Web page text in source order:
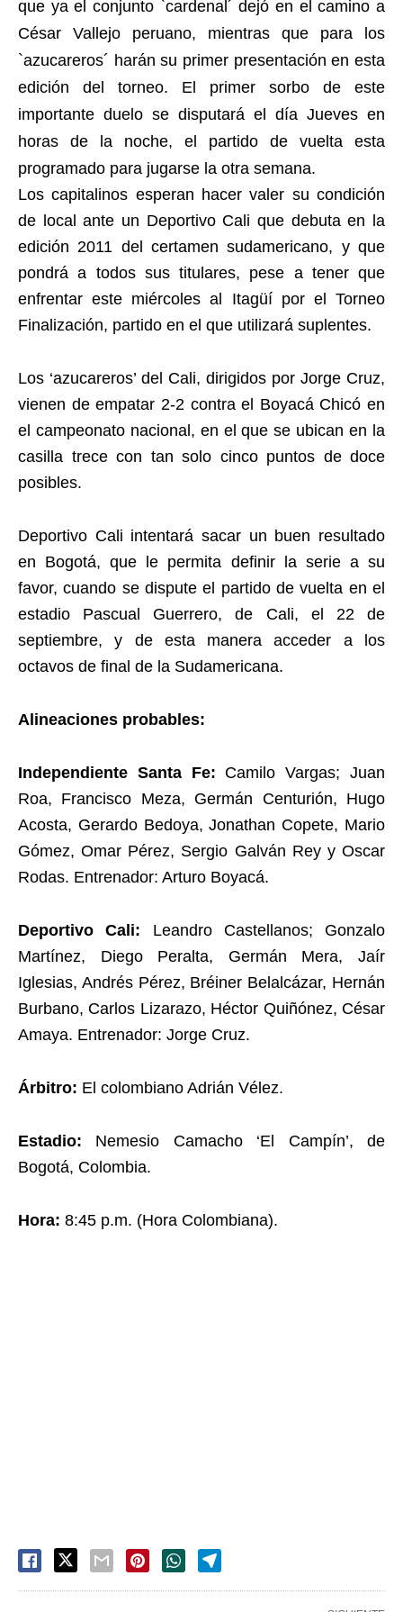
que ya el conjunto `cardenal´ dejó en el camino a
César Vallejo peruano, mientras que para los
`azucareros´ harán su primer presentación en esta
edición del torneo. El primer sorbo de este
importante duelo se disputará el día Jueves en
horas de la noche, el partido de vuelta esta
programado para jugarse la otra semana.
Los capitalinos esperan hacer valer su condición
de local ante un Deportivo Cali que debuta en la
edición 2011 del certamen sudamericano, y que
pondrá a todos sus titulares, pese a tener que
enfrentar este miércoles al Itagüí por el Torneo
Finalización, partido en el que utilizará suplentes.
Los ‘azucareros’ del Cali, dirigidos por Jorge Cruz,
vienen de empatar 2-2 contra el Boyacá Chicó en
el campeonato nacional, en el que se ubican en la
casilla trece con tan solo cinco puntos de doce
posibles.
Deportivo Cali intentará sacar un buen resultado
en Bogotá, que le permita definir la serie a su
favor, cuando se dispute el partido de vuelta en el
estadio Pascual Guerrero, de Cali, el 22 de
septiembre, y de esta manera acceder a los
octavos de final de la Sudamericana.
Alineaciones probables:
Independiente Santa Fe: Camilo Vargas; Juan
Roa, Francisco Meza, Germán Centurión, Hugo
Acosta, Gerardo Bedoya, Jonathan Copete, Mario
Gómez, Omar Pérez, Sergio Galván Rey y Oscar
Rodas. Entrenador: Arturo Boyacá.
Deportivo Cali: Leandro Castellanos; Gonzalo
Martínez, Diego Peralta, Germán Mera, Jaír
Iglesias, Andrés Pérez, Bréiner Belalcázar, Hernán
Burbano, Carlos Lizarazo, Héctor Quiñónez, César
Amaya. Entrenador: Jorge Cruz.
Árbitro: El colombiano Adrián Vélez.
Estadio: Nemesio Camacho ‘El Campín’, de
Bogotá, Colombia.
Hora: 8:45 p.m. (Hora Colombiana).